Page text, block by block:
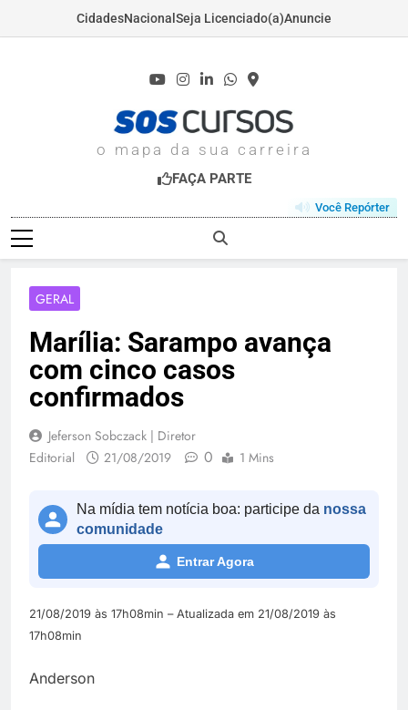
CidadesNacional Seja Licenciado(a)Anuncie
o mapa da sua carreira
FAÇA PARTE
Você Repórter
GERAL
Marília: Sarampo avança
com cinco casos
confirmados
Jeferson Sobczack | Diretor
Editorial
21/08/2019 0 1 Mins
Na mídia tem notícia boa: participe da nossa
comunidade
Entrar Agora
21/08/2019 às 17h08min – Atualizada em 21/08/2019 às
17h08min
Anderson